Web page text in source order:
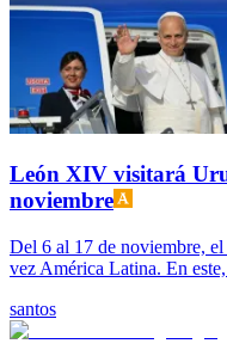
León XIV visitará
noviembre
Del 6 al 17 de noviembre,
vez América Latina. En
santos